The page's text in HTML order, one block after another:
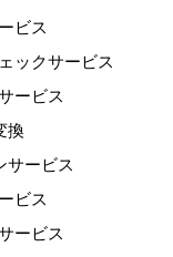
ビス
ックサービス
ービス
換
サービス
ビス
ービス